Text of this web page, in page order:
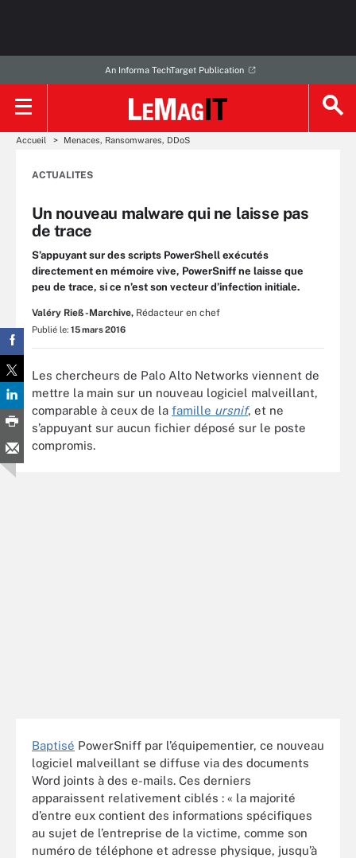
An Informa TechTarget Publication
Accueil Menaces, Ransomwares, DDoS
ACTUALITES
Un nouveau malware qui ne laisse pas
de trace
S’appuyant sur des scripts PowerShell exécutés
directement en mémoire vive, PowerSniff ne laisse que
peu de trace, si ce n’est son vecteur d’infection initiale.
Valéry Rieß-Marchive, Rédacteur en chef
Publié le: 15 mars 2016
Les chercheurs de Palo Alto Networks viennent de
mettre la main sur un nouveau logiciel malveillant,
comparable à ceux de la famille ursnif, et ne
s’appuyant sur aucun fichier déposé sur le poste
compromis.
Baptisé PowerSniff par l’équipementier, ce nouveau
logiciel malveillant se diffuse via des documents
Word joints à des e-mails. Ces derniers
apparaissent relativement ciblés : « la majorité
d’entre eux contient des informations spécifiques
au sujet de l’entreprise de la victime, comme son
numéro de téléphone et adresse physique, jusqu’à